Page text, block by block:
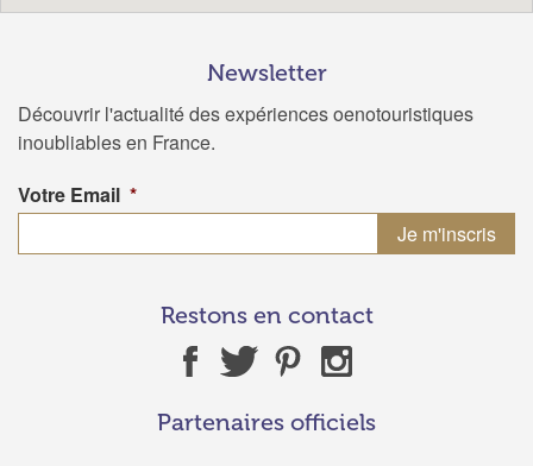
Newsletter
Découvrir l'actualité des expériences oenotouristiques
inoubliables en France.
Votre Email *
Restons en contact
Partenaires officiels